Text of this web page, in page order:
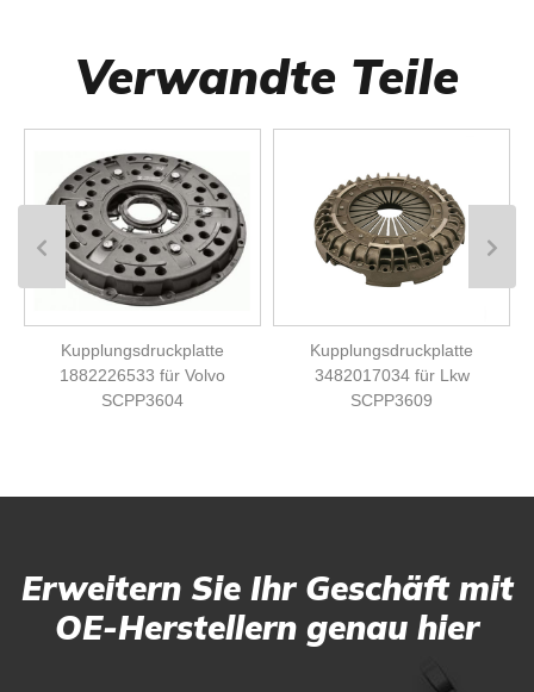
Verwandte Teile
Kupplungsdruckplatte
1882226533 für Volvo
SCPP3604
Kupplungsdruckplatte
3482017034 für Lkw
SCPP3609
Erweitern Sie Ihr Geschäft mit
OE-Herstellern genau hier